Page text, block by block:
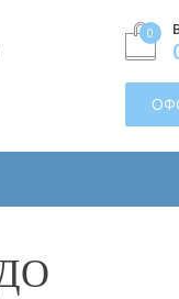
0